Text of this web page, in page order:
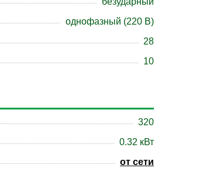
однофазный (220 В)
28
10
320
0.32 кВт
от сети